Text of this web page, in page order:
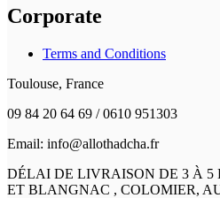
Corporate
Terms and Conditions
Toulouse, France
09 84 20 64 69 / 0610 951303
Email: info@allothadcha.fr
DÉLAI DE LIVRAISON DE 3 À 5
ET BLANGNAC , COLOMIER,